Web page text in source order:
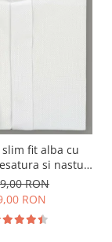
fit alba cu
si nasturi
RON
RON